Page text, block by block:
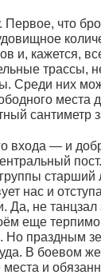
что
и, кажется,
трассы,
Среди них
места
сантиметр
входа — и
старший
нас и
Да, не танцзал
еще
Но праздным
В боевом
и